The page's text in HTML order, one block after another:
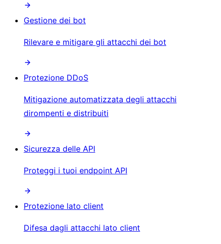
Gestione dei bot
Rilevare e mitigare gli attacchi dei bot
Protezione DDoS
Mitigazione automatizzata degli attacchi
dirompenti e distribuiti
Sicurezza delle API
Proteggi i tuoi endpoint API
Protezione lato client
Difesa dagli attacchi lato client